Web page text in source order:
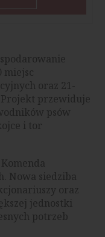
miejsc
oraz 21-
przewiduje
psów
i tor
Nowa siedziba
oraz
jednostki
potrzeb